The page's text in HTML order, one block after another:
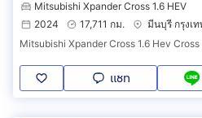
Mitsubishi Xpander Cross 1.6 HEV
2024
17,711 กม.
มีนบุรี กรุงเ
Mitsubishi Xpander Cross 1.6 Hev
แชท